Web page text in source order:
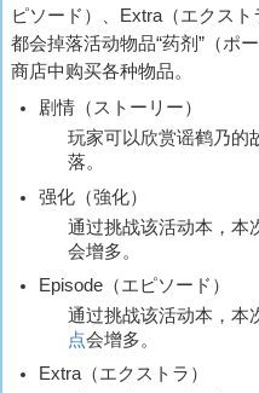
ピソード ）、Extra（エクスト
都会掉落活动物品“药剂”（ポ
商店中购买各种物品。
剧情（ストーリー）
玩家可以欣赏谣鹤乃的
落。
强化（強化）
通过挑战该活动本，本
会增多。
Episode（エピソード ）
通过挑战该活动本，本
点会增多。
Extra（エクストラ ）